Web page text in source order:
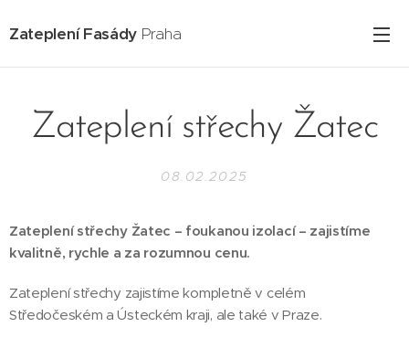
Zateplení Fasády Praha
Zateplení střechy Žatec
08.02.2025
Zateplení střechy Žatec – foukanou izolací – zajistíme
kvalitně, rychle a za rozumnou cenu.
Zateplení střechy zajistíme kompletně v celém
Středočeském a Ústeckém kraji, ale také v Praze.